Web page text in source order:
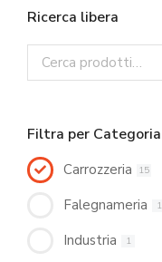
Ricerca libera
Filtra per Categoria
Carrozzeria 15
Falegnameria 1
Industria 1